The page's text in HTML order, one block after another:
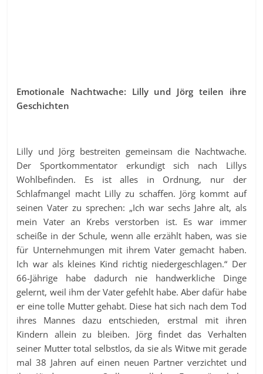
Emotionale Nachtwache: Lilly und Jörg teilen ihre
Geschichten
Lilly und Jörg bestreiten gemeinsam die Nachtwache.
Der Sportkommentator erkundigt sich nach Lillys
Wohlbefinden. Es ist alles in Ordnung, nur der
Schlafmangel macht Lilly zu schaffen. Jörg kommt auf
seinen Vater zu sprechen: „Ich war sechs Jahre alt, als
mein Vater an Krebs verstorben ist. Es war immer
scheiße in der Schule, wenn alle erzählt haben, was sie
für Unternehmungen mit ihrem Vater gemacht haben.
Ich war als kleines Kind richtig niedergeschlagen.“ Der
66-Jährige habe dadurch nie handwerkliche Dinge
gelernt, weil ihm der Vater gefehlt habe. Aber dafür habe
er eine tolle Mutter gehabt. Diese hat sich nach dem Tod
ihres Mannes dazu entschieden, erstmal mit ihren
Kindern allein zu bleiben. Jörg findet das Verhalten
seiner Mutter total selbstlos, da sie als Witwe mit gerade
mal 38 Jahren auf einen neuen Partner verzichtet und